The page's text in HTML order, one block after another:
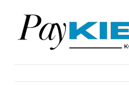
springen